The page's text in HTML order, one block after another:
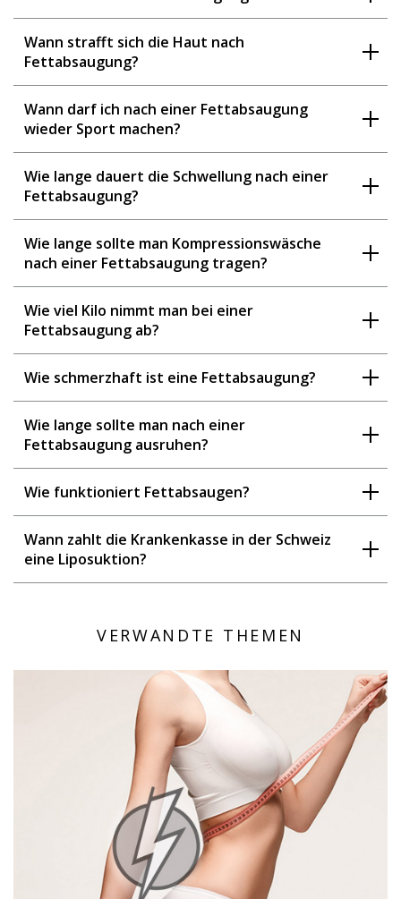
Wann strafft sich die Haut nach
Fettabsaugung?
Wann darf ich nach einer Fettabsaugung
wieder Sport machen?
Wie lange dauert die Schwellung nach einer
Fettabsaugung?
Wie lange sollte man Kompressionswäsche
nach einer Fettabsaugung tragen?
Wie viel Kilo nimmt man bei einer
Fettabsaugung ab?
Wie schmerzhaft ist eine Fettabsaugung?
Wie lange sollte man nach einer
Fettabsaugung ausruhen?
Wie funktioniert Fettabsaugen?
Wann zahlt die Krankenkasse in der Schweiz
eine Liposuktion?
VERWANDTE THEMEN